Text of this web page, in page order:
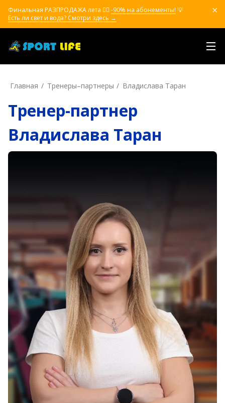
Финальная РАЗПРОДАЖА лета ❤️‍🔥 -90% на абонементы! 💡
Есть ли свет и вода? Смотри здесь →
Главная Тренеры–пapтнepы Владислава Таран
Тренер-партнер
Владислава Таран